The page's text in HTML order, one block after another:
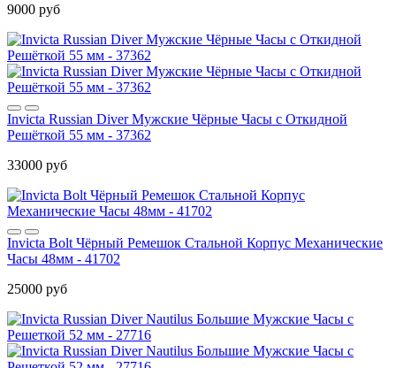
9000 руб
Invicta Russian Diver Мужские Чёрные Часы с Откидной
Решёткой 55 мм - 37362
33000 руб
Invicta Bolt Чёрный Ремешок Стальной Корпус Механические
Часы 48мм - 41702
25000 руб